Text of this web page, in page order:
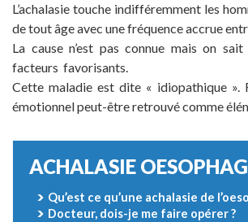
L’achalasie touche indifféremment les
de tout âge avec une fréquence accrue
La cause n’est pas connue mais on sait
facteurs favorisants.
Cette maladie est dite « idiopathique ».
émotionnel peut-être retrouvé comme
ACHALASIE
Qu’est ce qu’une achalasie de
Docteur, dois-je me faire opérer ?